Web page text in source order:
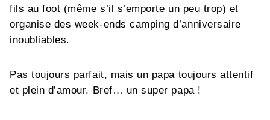
fils au foot (même s’il s’emporte un peu trop) et
organise des week-ends camping d’anniversaire
inoubliables.
Pas toujours parfait, mais un papa toujours attentif
et plein d’amour. Bref… un super papa !